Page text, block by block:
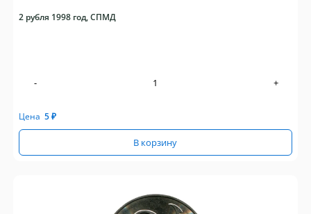
2 рубля 1998 год, СПМД
- +
Цена 5₽
В корзину